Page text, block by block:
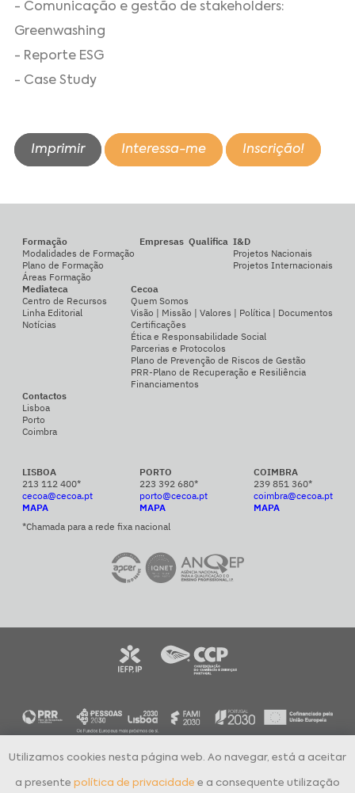
- Comunicação e gestão de stakeholders:
Greenwashing
- Reporte ESG
- Case Study
Imprimir Interessa-me Inscrição!
Formação
Modalidades de Formação
Plano de Formação
Áreas Formação
Empresas Qualifica I&D
Projetos Nacionais
Projetos Internacionais
Mediateca
Centro de Recursos
Linha Editorial
Notícias
Cecoa
Quem Somos
Visão | Missão | Valores | Política | Documentos
Certificações
Ética e Responsabilidade Social
Parcerias e Protocolos
Plano de Prevenção de Riscos de Gestão
PRR-Plano de Recuperação e Resiliência
Financiamentos
Contactos
Lisboa
Porto
Coimbra
LISBOA
213 112 400*
cecoa@cecoa.pt
MAPA
PORTO
223 392 680*
porto@cecoa.pt
MAPA
COIMBRA
239 851 360*
coimbra@cecoa.pt
MAPA
*Chamada para a rede fixa nacional
Utilizamos cookies nesta página web. Ao navegar, está a aceitar
a presente política de privacidade e a consequente utilização
Todos os direitos reservados